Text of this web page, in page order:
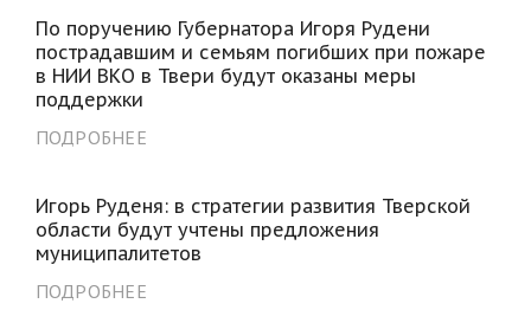
По поручению Губернатора Игоря Рудени
пострадавшим и семьям погибших при пожаре
в НИИ ВКО в Твери будут оказаны меры
поддержки
ПОДРОБНЕЕ
Игорь Руденя: в стратегии развития Тверской
области будут учтены предложения
муниципалитетов
ПОДРОБНЕЕ